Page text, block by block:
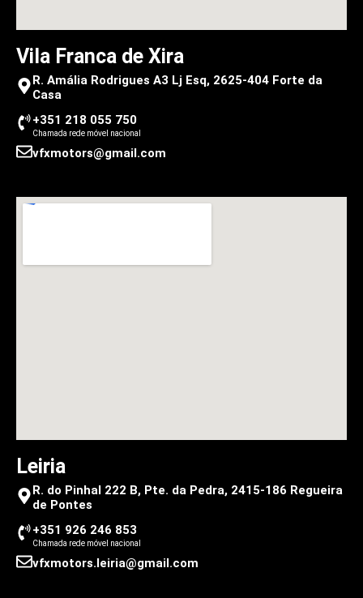
Vila Franca de Xira
R. Amália Rodrigues A3 Lj Esq, 2625-404 Forte da
Casa
+351 218 055 750
Chamada rede móvel nacional
vfxmotors@gmail.com
Leiria
R. do Pinhal 222 B, Pte. da Pedra, 2415-186 Regueira
de Pontes
+351 926 246 853
Chamada rede móvel nacional
vfxmotors.leiria@gmail.com